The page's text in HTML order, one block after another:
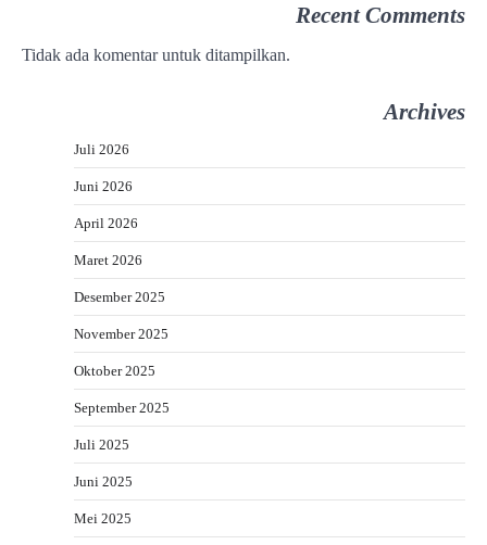
Recent Comments
Tidak ada komentar untuk ditampilkan.
Archives
Juli 2026
Juni 2026
April 2026
Maret 2026
Desember 2025
November 2025
Oktober 2025
September 2025
Juli 2025
Juni 2025
Mei 2025